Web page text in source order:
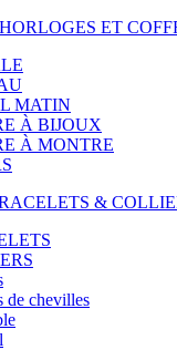
ET
MATIN
À BIJOUX
À MONTRE
&
de chevilles